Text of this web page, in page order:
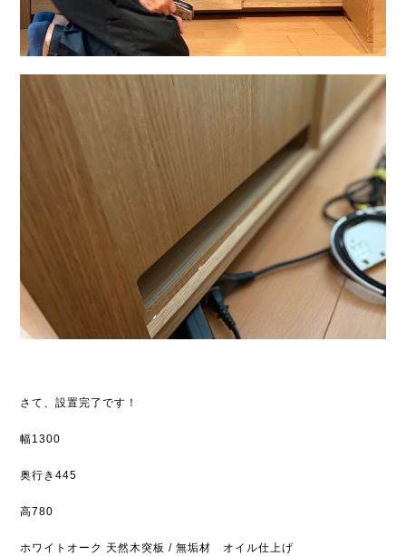
さて、設置完了です！
幅1300
奥行き445
高780
ホワイトオーク 天然木突板 / 無垢材 オイル仕上げ